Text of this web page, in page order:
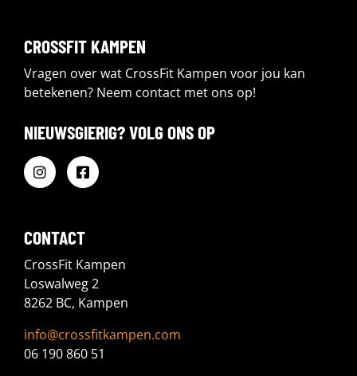
CROSSFIT KAMPEN
Vragen over wat CrossFit Kampen voor jou kan
betekenen? Neem contact met ons op!
NIEUWSGIERIG? VOLG ONS OP
CONTACT
CrossFit Kampen
Loswalweg 2
8262 BC, Kampen
info@crossfitkampen.com
06 190 860 51